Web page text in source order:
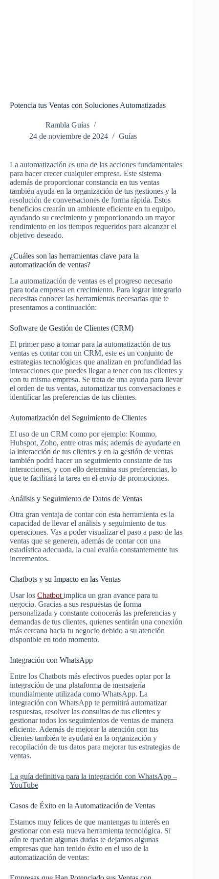
Potencia tus Ventas con Soluciones Automatizadas
Rambla Guías
24 de noviembre de 2024
Guías
La automatización es una de las acciones fundamentales
para hacer crecer cualquier empresa. Este sistema
además de proporcionar constancia en tus ventas
también ayuda en la organización de tus gestiones y la
resolución de conversaciones de forma rápida. Estos
beneficios crearán un ambiente eficiente en tu equipo,
ayudando su crecimiento y proporcionando un mayor
rendimiento en los tiempos requeridos para alcanzar el
objetivo deseado.
¿Cuáles son las herramientas clave para la
automatización de ventas?
La automatización de ventas es el progreso necesario
para toda empresa en crecimiento. Para lograr integrarlo
necesitas conocer las herramientas necesarias que te
presentamos a continuación:
Software de Gestión de Clientes (CRM)
El primer paso a tomar para la automatización de tus
ventas es contar con un CRM, este es un conjunto de
estrategias tecnológicas que analizan en profundidad las
interacciones que puedes llegar a tener con tus clientes y
con tu misma empresa. Se trata de una ayuda para llevar
el orden de tus ventas, automatizar tus conversaciones e
identificar las preferencias de tus clientes.
Automatización del Seguimiento de Clientes
El uso de un CRM como por ejemplo: Kommo,
Hubspot, Zoho, entre otras más; además de ayudarte en
la interacción de tus clientes y en la gestión de ventas
también podrá hacer un seguimiento constante de tus
interacciones, y con ello determina sus preferencias, lo
que te facilitará la tarea en el envío de promociones.
Análisis y Seguimiento de Datos de Ventas
Otra gran ventaja de contar con esta herramienta es la
capacidad de llevar el análisis y seguimiento de tus
operaciones. Vas a poder visualizar el paso a paso de las
ventas que se generen, además de contar con una
estadística adecuada, la cual evalúa constantemente tus
incrementos.
Chatbots y su Impacto en las Ventas
Usar los Chatbot implica un gran avance para tu
negocio. Gracias a sus respuestas de forma
personalizada y constante conocerás las preferencias y
demandas de tus clientes, quienes sentirán una conexión
más cercana hacia tu negocio debido a su atención
disponible en todo momento.
Integración con WhatsApp
Entre los Chatbots más efectivos puedes optar por la
integración de una plataforma de mensajería
mundialmente utilizada como WhatsApp. La
integración con WhatsApp te permitirá automatizar
respuestas, resolver las consultas de tus clientes y
gestionar todos los seguimientos de ventas de manera
eficiente. Además de mejorar la atención con tus
clientes también te ayudará en la organización y
recopilación de tus datos para mejorar tus estrategias de
ventas.
La guía definitiva para la integración con WhatsApp –
YouTube
Casos de Éxito en la Automatización de Ventas
Estamos muy felices de que mantengas tu interés en
gestionar con esta nueva herramienta tecnológica. Si
aún te quedan algunas dudas te dejamos algunas
empresas que han tenido éxito en el uso de la
automatización de ventas: